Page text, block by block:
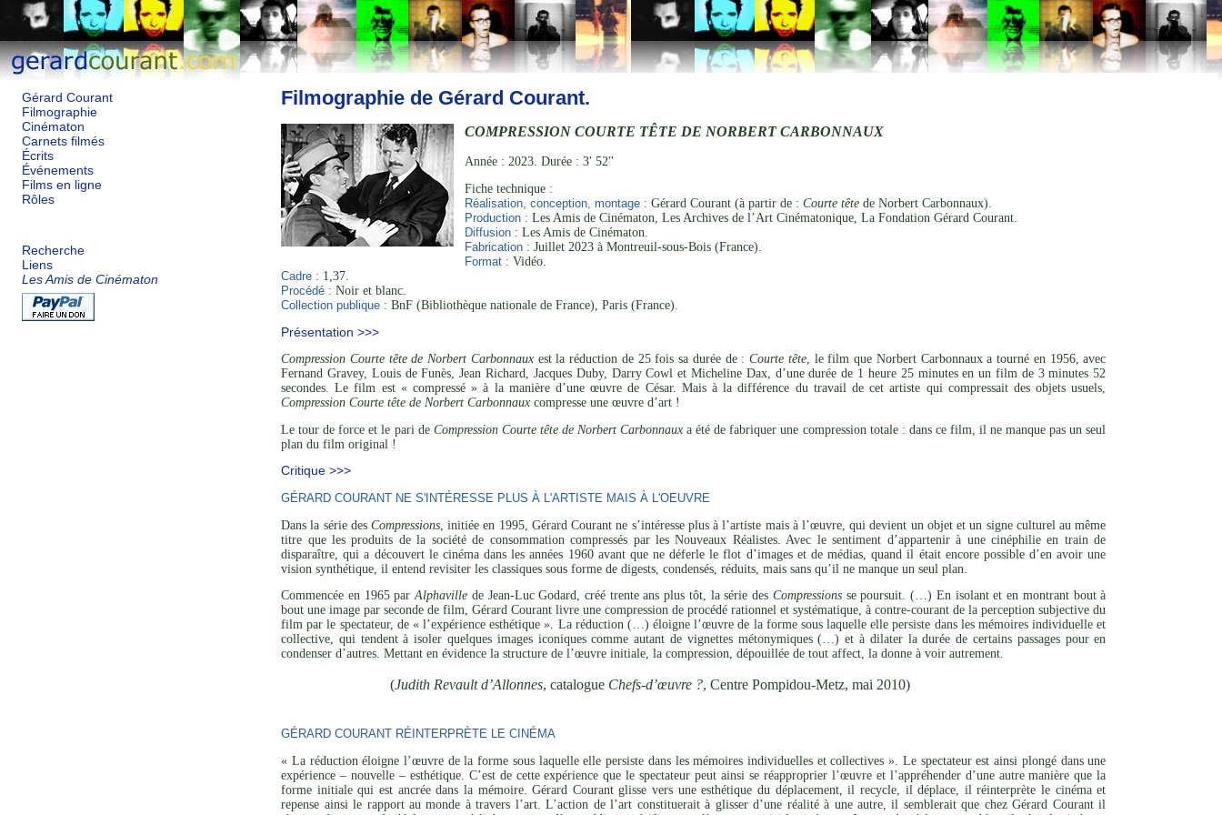
Gérard Courant
Filmographie
Cinématon
Carnets filmés
Écrits
Événements
Films en ligne
Rôles
Recherche
Liens
Les Amis de Cinématon
Filmographie de Gérard Courant.
COMPRESSION COURTE TÊTE DE NORBERT CARBONNAUX
Année : 2023. Durée : 3' 52''
Fiche technique :
Réalisation, conception, montage : Gérard Courant (à partir de :Courte tête de Norbert Carbonnaux).
Production : Les Amis de Cinématon, Les Archives de l’Art Cinématonique, La Fondation Gérard Courant.
Diffusion : Les Amis de Cinématon.
Fabrication : Juillet 2023 à Montreuil-sous-Bois (France).
Format : Vidéo.
Cadre : 1,37.
Procédé : Noir et blanc.
Collection publique : BnF (Bibliothèque nationale de France), Paris (France).
Présentation >>>
Compression Courte tête de Norbert Carbonnauxest la réduction de 25 fois sa durée de :Courte tête, le film que Norbert Carbonnaux a tourné en 1956, avec
Fernand Gravey, Louis de Funès, Jean Richard, Jacques Duby, Darry Cowl et Micheline Dax, d’une durée de 1 heure 25 minutes en un film de 3 minutes 52
secondes. Le film est « compressé » à la manière d’une œuvre de César. Mais à la différence du travail de cet artiste qui compressait des objets usuels,
Compression Courte tête de Norbert Carbonnaux compresse une œuvre d’art !
Le tour de force et le pari de Compression Courte tête de Norbert Carbonnaux a été de fabriquer une compression totale : dans ce film, il ne manque pas un seul
plan du film original !
Critique >>>
GÉRARD COURANT NE S'INTÉRESSE PLUS À L'ARTISTE MAIS À L'OEUVRE
Dans la série desCompressions , initiée en 1995, Gérard Courant ne s’intéresse plus à l’artiste mais à l’œuvre, qui devient un objet et un signe culturel au même
titre que les produits de la société de consommation compressés par les Nouveaux Réalistes. Avec le sentiment d’appartenir à une cinéphilie en train de
disparaître, qui a découvert le cinéma dans les années 1960 avant que ne déferle le flot d’images et de médias, quand il était encore possible d’en avoir une
vision synthétique, il entend revisiter les classiques sous forme de digests, condensés, réduits, mais sans qu’il ne manque un seul plan.
Commencée en 1965 parAlphaville de Jean-Luc Godard, créé trente ans plus tôt, la série des Compressionsse poursuit. (…) En isolant et en montrant bout à
bout une image par seconde de film, Gérard Courant livre une compression de procédé rationnel et systématique, à contre-courant de la perception subjective du
film par le spectateur, de « l’expérience esthétique ». La réduction (…) éloigne l’œuvre de la forme sous laquelle elle persiste dans les mémoires individuelle et
collective, qui tendent à isoler quelques images iconiques comme autant de vignettes métonymiques (…) et à dilater la durée de certains passages pour en
condenser d’autres. Mettant en évidence la structure de l’œuvre initiale, la compression, dépouillée de tout affect, la donne à voir autrement.
(Judith Revault d’Allonnes, catalogue Chefs-d’œuvre ?, Centre Pompidou-Metz, mai 2010)
GÉRARD COURANT RÉINTERPRÈTE LE CINÉMA
« La réduction éloigne l’œuvre de la forme sous laquelle elle persiste dans les mémoires individuelles et collectives ». Le spectateur est ainsi plongé dans une
expérience – nouvelle – esthétique. C’est de cette expérience que le spectateur peut ainsi se réapproprier l’œuvre et l’appréhender d’une autre manière que la
forme initiale qui est ancrée dans la mémoire. Gérard Courant glisse vers une esthétique du déplacement, il recycle, il déplace, il réinterprète le cinéma et
repense ainsi le rapport au monde à travers l’art. L’action de l’art constituerait à glisser d’une réalité à une autre, il semblerait que chez Gérard Courant il